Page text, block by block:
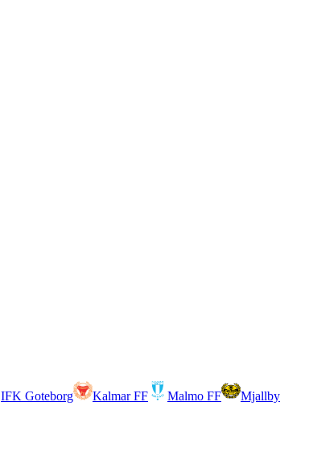
IFK Goteborg Kalmar FF Malmo FF
Mjallby